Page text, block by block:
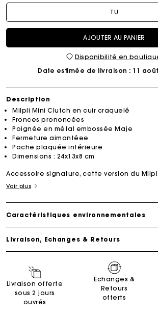
TU
AJOUTER AU PANIER
Disponibilité en
Date estimée de livraison : 11
Description
Milpli Mini Clutch en cuir craquelé
Fronces prononcées
Poignée en métal embossée Maje
Fermeture aimantéee
Poche plaquée intérieure
Dimensions : 24x13x8 cm
Accessoire signature, cette version du Milpl
Voir plus
Caractéristiques environnementales
Livraison, Echanges & Retours
Livraison offerte
sous 2 jours
ouvrés
Echanges &
Retours
offerts